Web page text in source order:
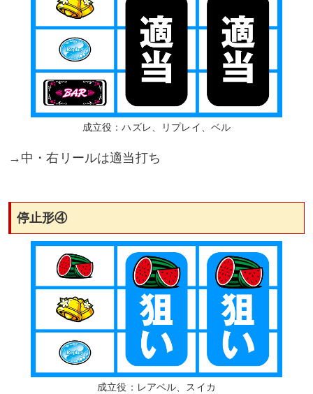
成立役：ハズレ、リプレイ、ベル
→中・右リールは適当打ち
停止形④
成立役：レアベル、スイカ